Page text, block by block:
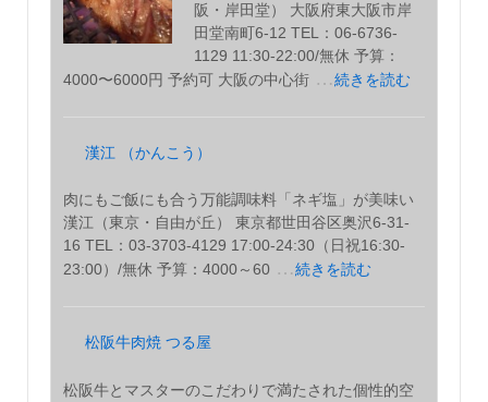
阪・岸田堂） 大阪府東大阪市岸
田堂南町6-12 TEL：06-6736-
1129 11:30-22:00/無休 予算：
4000〜6000円 予約可 大阪の中心街 …続きを読む
漢江 （かんこう）
肉にもご飯にも合う万能調味料「ネギ塩」が美味い
漢江（東京・自由が丘） 東京都世田谷区奥沢6-31-
16 TEL：03-3703-4129 17:00-24:30（日祝16:30-
23:00）/無休 予算：4000～60 …続きを読む
松阪牛肉焼 つる屋
松阪牛とマスターのこだわりで満たされた個性的空